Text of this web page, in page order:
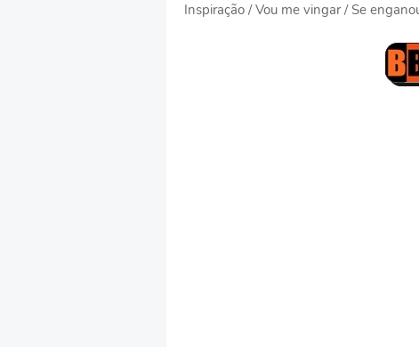
Inspiração / Vou me vingar / Se